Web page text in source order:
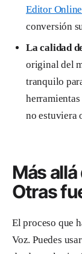
Editor Online
conversión
La calidad
original del
tranquilo
no estuviera
Más
Otras
El proceso que
Voz. Puedes